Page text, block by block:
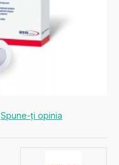
Spune-ţi opinia